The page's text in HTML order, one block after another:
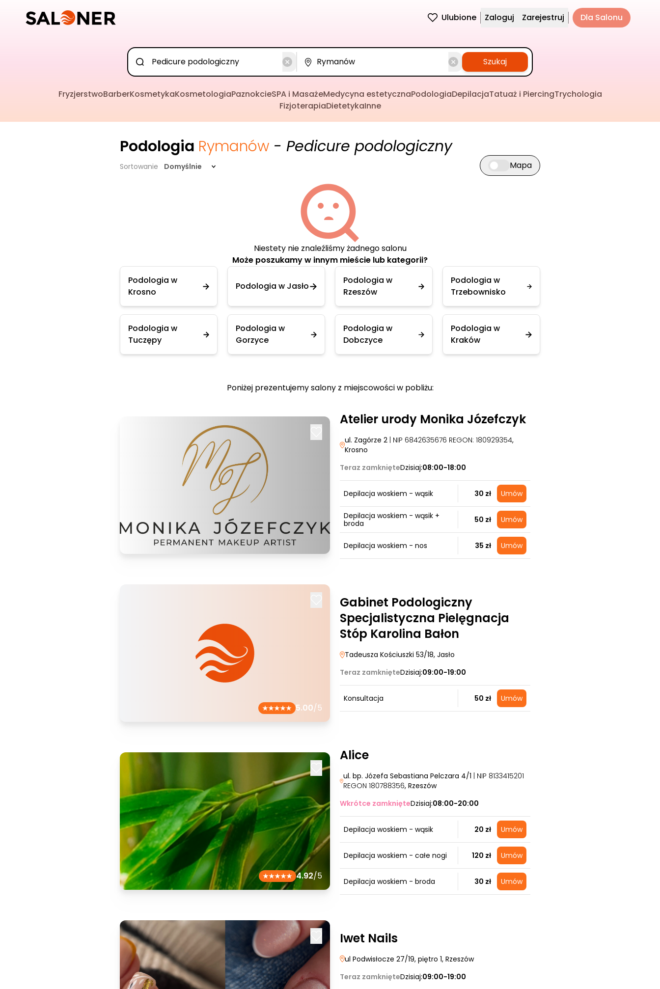
Ulubione Zaloguj Zarejestruj Dla Salonu
Szukaj
FryzjerstwoBarberKosmetykaKosmetologiaPaznokcieSPA i MasażeMedycyna estetycznaPodologiaDepilacjaTatuaż i PiercingTrychologia
FizjoterapiaDietetykaInne
Podologia Rymanów - Pedicure podologiczny
Sortowanie Domyślnie Przełącz widok mapy
Mapa
Niestety nie znaleźliśmy żadnego salonu
Może poszukamy w innym mieście lub kategorii?
Podologia w
Krosno
Podologia w Jasło
Podologia w
Rzeszów
Podologia w
Trzebownisko
Podologia w
Tuczępy
Podologia w
Gorzyce
Podologia w
Dobczyce
Podologia w
Kraków
Poniżej prezentujemy salony z miejscowości w pobliżu:
Atelier urody Monika Józefczyk
ul. Zagórze 2| NIP 6842635676 REGON: 180929354,
Krosno
Teraz zamknięteDzisiaj:08:00-18:00
Depilacja woskiem - wąsik 30 zł Umów
Depilacja woskiem - wąsik +
broda
50 zł Umów
Depilacja woskiem - nos 35 zł Umów
5.00/5
Gabinet Podologiczny
Specjalistyczna Pielęgnacja
Stóp Karolina Bałon
Tadeusza Kościuszki 53/18, Jasło
Teraz zamknięteDzisiaj:09:00-19:00
Konsultacja 50 zł Umów
4.92/5
Alice
ul. bp. Józefa Sebastiana Pelczara 4/1 | NIP 8133415201
REGON 180788356, Rzeszów
Wkrótce zamknięteDzisiaj:08:00-20:00
Depilacja woskiem - wąsik 20 zł Umów
Depilacja woskiem - całe nogi 120 zł Umów
Depilacja woskiem - broda 30 zł Umów
Iwet Nails
ul Podwisłocze 27/19, piętro 1, Rzeszów
Teraz zamknięteDzisiaj:09:00-19:00